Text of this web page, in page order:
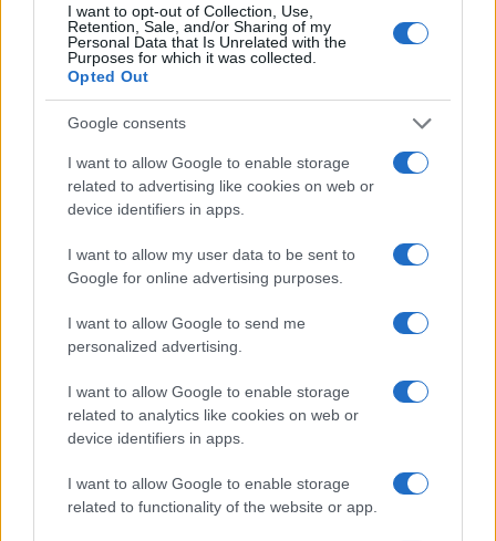
I want to opt-out of Collection, Use,
Retention, Sale, and/or Sharing of my
Personal Data that Is Unrelated with the
Purposes for which it was collected.
Opted Out
Google consents
I want to allow Google to enable storage
related to advertising like cookies on web or
device identifiers in apps.
I want to allow my user data to be sent to
Google for online advertising purposes.
I want to allow Google to send me
personalized advertising.
I want to allow Google to enable storage
related to analytics like cookies on web or
device identifiers in apps.
I want to allow Google to enable storage
related to functionality of the website or app.
Sofia Ricci, giornalista specializzata in
formazione e sviluppo di carriera, guida
studenti e professionisti tra percorsi di studio,
competenze richieste dal mercato e strategie